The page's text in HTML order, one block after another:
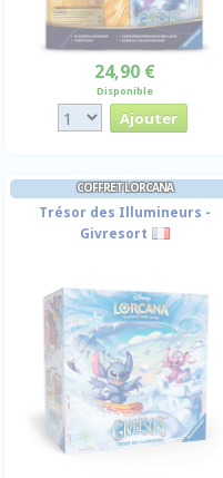
24,90 €
Disponible
COFFRET LORCANA
Trésor des Illumineurs -
Givresort